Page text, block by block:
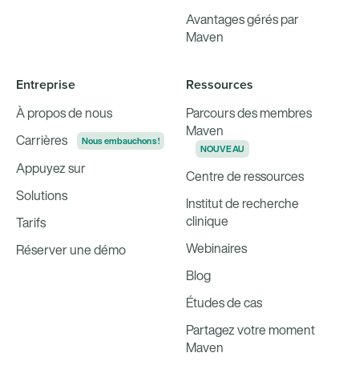
Avantages gérés par
Maven
Entreprise
À propos de nous
Carrières
Nous embauchons !
Appuyez sur
Solutions
Tarifs
Réserver une démo
Ressources
Parcours des membres
Maven
NOUVEAU
Centre de ressources
Institut de recherche
clinique
Webinaires
Blog
Études de cas
Partagez votre moment
Maven